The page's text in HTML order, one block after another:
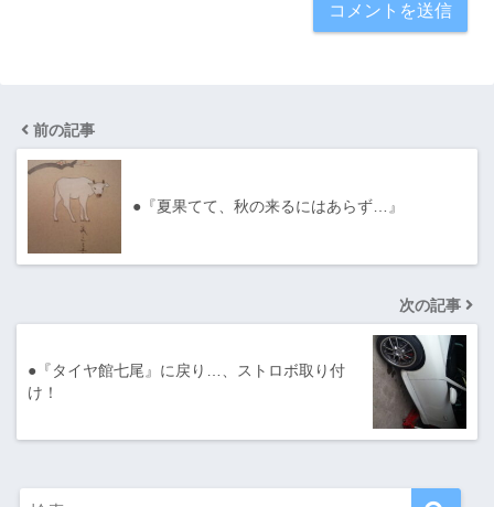
前の記事
●『夏果てて、秋の来るにはあらず…』
次の記事
●『タイヤ館七尾』に戻り…、ストロボ取り付
け！